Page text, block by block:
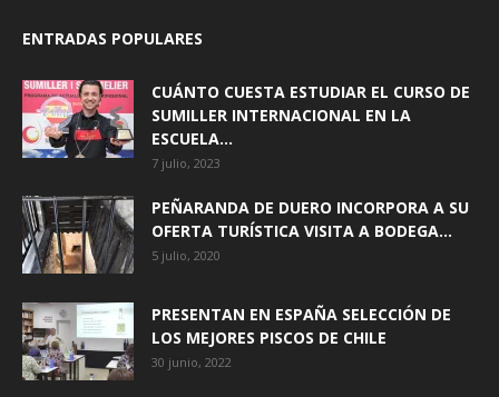
ENTRADAS POPULARES
CUÁNTO CUESTA ESTUDIAR EL CURSO DE
SUMILLER INTERNACIONAL EN LA
ESCUELA...
7 julio, 2023
PEÑARANDA DE DUERO INCORPORA A SU
OFERTA TURÍSTICA VISITA A BODEGA...
5 julio, 2020
PRESENTAN EN ESPAÑA SELECCIÓN DE
LOS MEJORES PISCOS DE CHILE
30 junio, 2022